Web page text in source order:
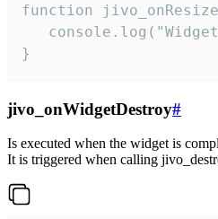
function
}
jivo_onWidgetDestroy#
Is executed when the widget is
It is triggered when calling